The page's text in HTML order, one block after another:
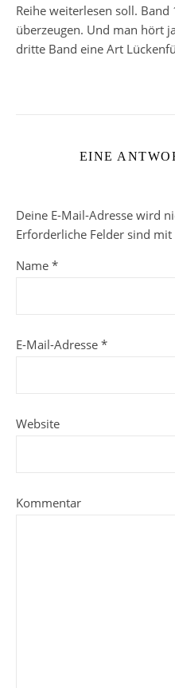
Reihe weiterlesen soll.
überzeugen. Und man hört
dritte Band eine Art
EINE
Deine E-Mail-Adresse wird
Erforderliche Felder sind mit
Name *
E-Mail-Adresse *
Website
Kommentar